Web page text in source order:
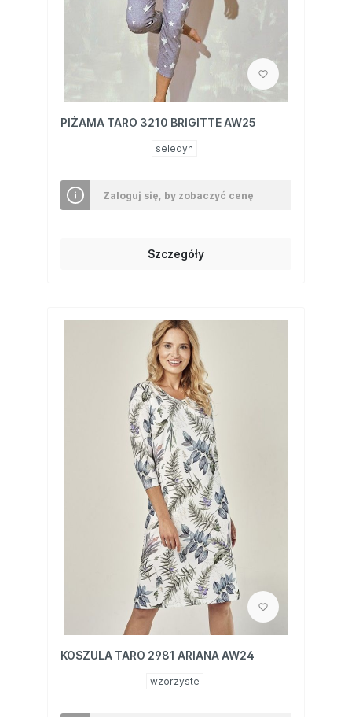
PIŻAMA TARO 3210 BRIGITTE AW25
seledyn
Zaloguj się, by zobaczyć cenę
Szczegóły
KOSZULA TARO 2981 ARIANA AW24
wzorzyste